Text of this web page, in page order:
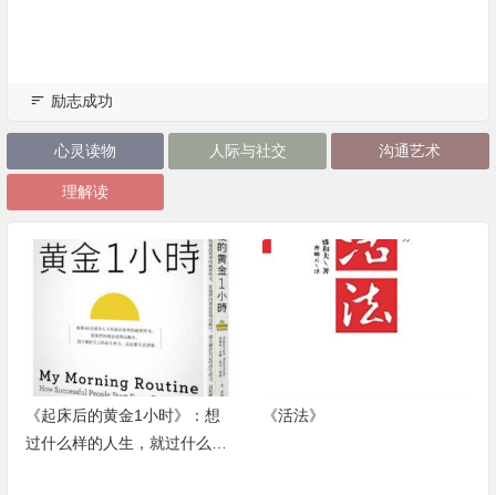
励志成功
心灵读物 人际与社交 沟通艺术
理解读
《起床后的黄金1小时》：想
过什么样的人生，就过什么样
《活法》